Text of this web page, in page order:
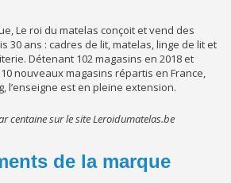
Le roi du matelas conçoit et vend des
30 ans : cadres de lit, matelas, linge de lit et
Détenant 102 magasins en 2018 et
nouveaux magasins répartis en France,
l’enseigne est en pleine extension.
centaine sur le site Leroidumatelas.be
de la marque